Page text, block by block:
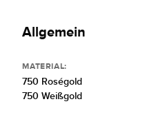
Allgemein
MATERIAL:
750 Roségold
750 Weißgold